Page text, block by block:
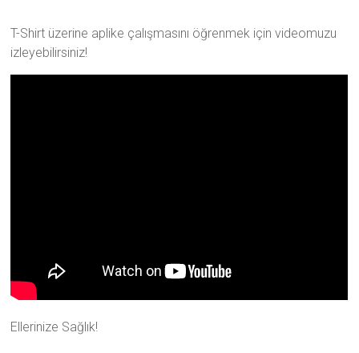
T-Shirt üzerine aplike çalışmasını öğrenmek için videomuzu
izleyebilirsiniz!
Ellerinize Sağlık!